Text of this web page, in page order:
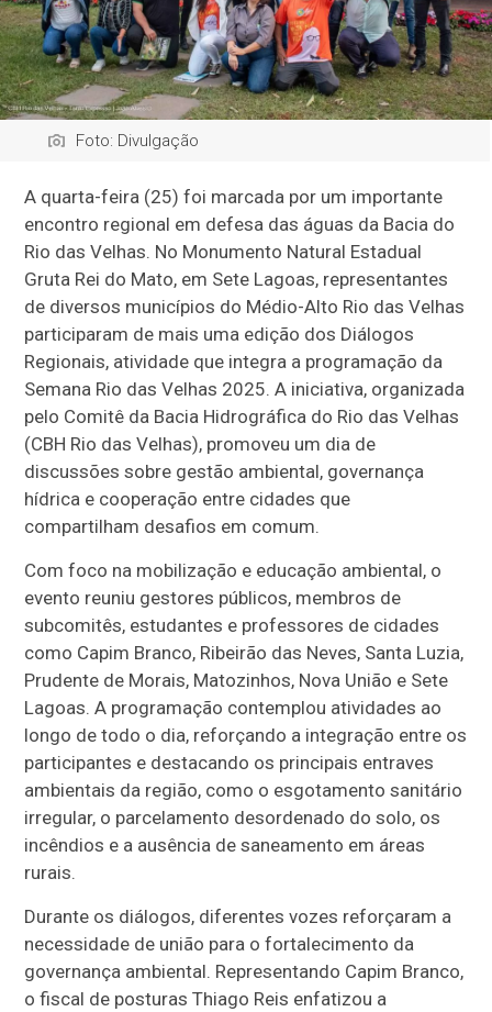
Foto: Divulgação
A quarta-feira (25) foi marcada por um importante
encontro regional em defesa das águas da Bacia do
Rio das Velhas. No Monumento Natural Estadual
Gruta Rei do Mato, em Sete Lagoas, representantes
de diversos municípios do Médio-Alto Rio das Velhas
participaram de mais uma edição dos Diálogos
Regionais, atividade que integra a programação da
Semana Rio das Velhas 2025. A iniciativa, organizada
pelo Comitê da Bacia Hidrográfica do Rio das Velhas
(CBH Rio das Velhas), promoveu um dia de
discussões sobre gestão ambiental, governança
hídrica e cooperação entre cidades que
compartilham desafios em comum.
Com foco na mobilização e educação ambiental, o
evento reuniu gestores públicos, membros de
subcomitês, estudantes e professores de cidades
como Capim Branco, Ribeirão das Neves, Santa Luzia,
Prudente de Morais, Matozinhos, Nova União e Sete
Lagoas. A programação contemplou atividades ao
longo de todo o dia, reforçando a integração entre os
participantes e destacando os principais entraves
ambientais da região, como o esgotamento sanitário
irregular, o parcelamento desordenado do solo, os
incêndios e a ausência de saneamento em áreas
rurais.
Durante os diálogos, diferentes vozes reforçaram a
necessidade de união para o fortalecimento da
governança ambiental. Representando Capim Branco,
o fiscal de posturas Thiago Reis enfatizou a